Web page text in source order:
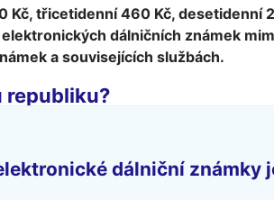
třicetidenní 460 Kč, desetidenní
dálničních známek
a souvisejících službách.
republiku?
dálniční známky